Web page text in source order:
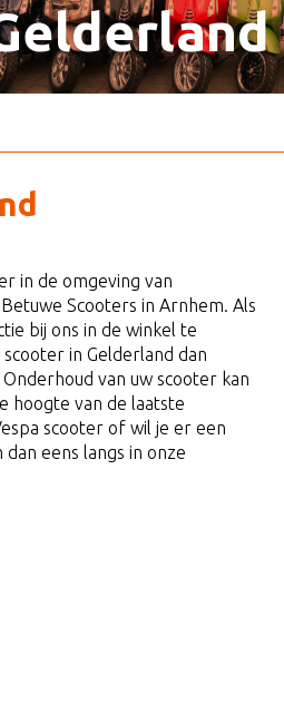
in de omgeving van
Scooters in Arnhem. Als
bij ons in de winkel te
in Gelderland dan
van uw scooter kan
hoogte van de laatste
scooter of wil je er een
eens langs in onze